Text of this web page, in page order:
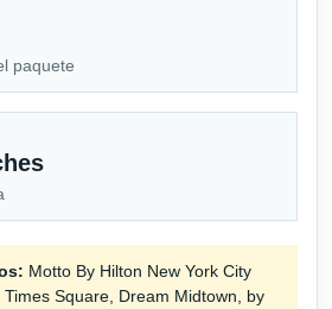
paquete
Motto By Hilton New York City
Square, Dream Midtown, by